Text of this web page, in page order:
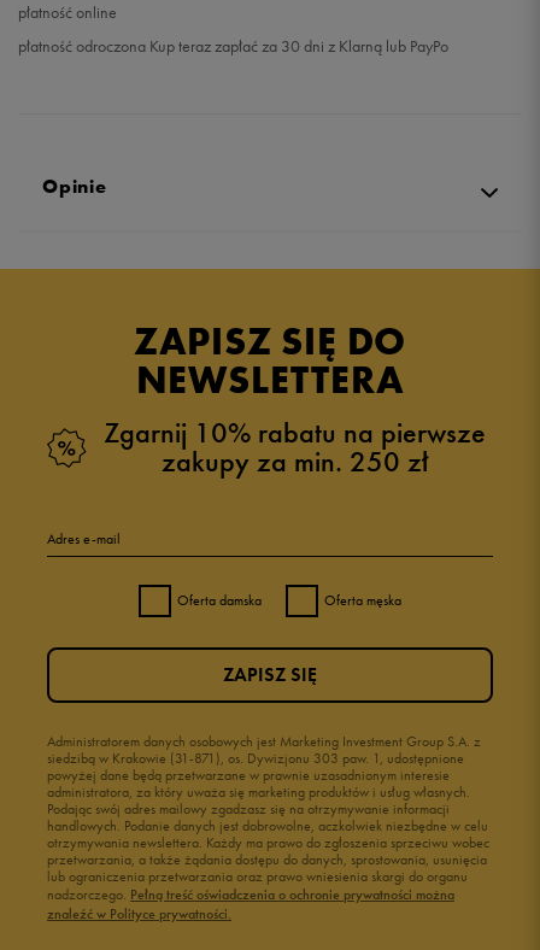
płatność online
płatność odroczona Kup teraz zapłać za 30 dni z Klarną lub PayPo
Opinie
ZAPISZ SIĘ DO
NEWSLETTERA
Zgarnij 10% rabatu na pierwsze
zakupy za min. 250 zł
Adres e-mail
Oferta damska Oferta męska
Administratorem danych osobowych jest Marketing Investment Group S.A. z
siedzibą w Krakowie (31-871), os. Dywizjonu 303 paw. 1, udostępnione
powyżej dane będą przetwarzane w prawnie uzasadnionym interesie
administratora, za który uważa się marketing produktów i usług własnych.
Podając swój adres mailowy zgadzasz się na otrzymywanie informacji
handlowych. Podanie danych jest dobrowolne, aczkolwiek niezbędne w celu
otrzymywania newslettera. Każdy ma prawo do zgłoszenia sprzeciwu wobec
przetwarzania, a także żądania dostępu do danych, sprostowania, usunięcia
lub ograniczenia przetwarzania oraz prawo wniesienia skargi do organu
nadzorczego. Pełną treść oświadczenia o ochronie prywatności można
znaleźć w Polityce prywatności.
ZAPISZ SIĘ